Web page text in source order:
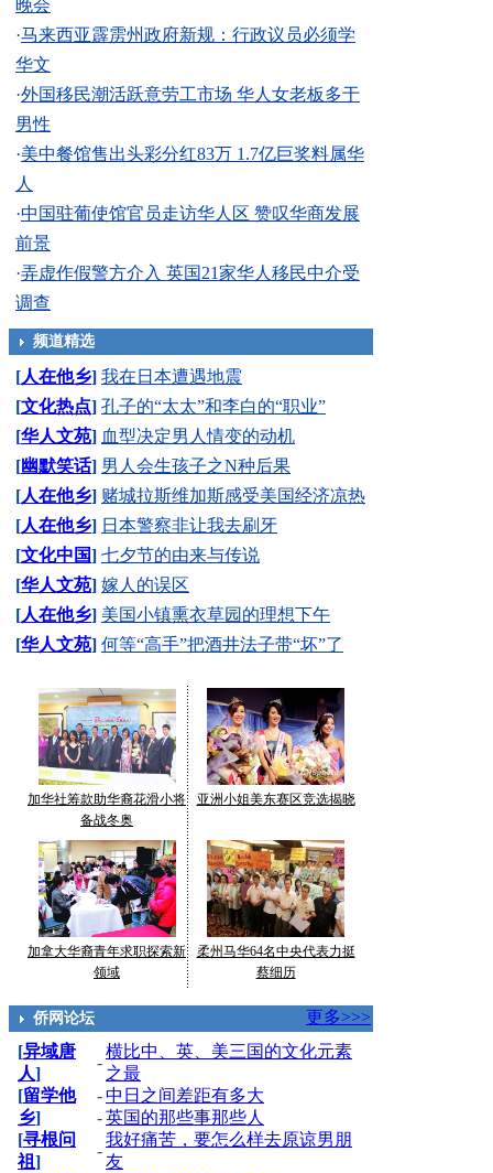
晚会
·马来西亚霹雳州政府新规：行政议员必须学
华文
·外国移民潮活跃意劳工市场 华人女老板多于
男性
·美中餐馆售出头彩分红83万 1.7亿巨奖料属华
人
·中国驻葡使馆官员走访华人区 赞叹华商发展
前景
·弄虚作假警方介入 英国21家华人移民中介受
调查
频道精选
[人在他乡] 我在日本遭遇地震
[文化热点] 孔子的“太太”和李白的“职业”
[华人文苑] 血型决定男人情变的动机
[幽默笑话] 男人会生孩子之N种后果
[人在他乡] 赌城拉斯维加斯感受美国经济凉热
[人在他乡] 日本警察非让我去刷牙
[文化中国] 七夕节的由来与传说
[华人文苑] 嫁人的误区
[人在他乡] 美国小镇熏衣草园的理想下午
[华人文苑] 何等“高手”把酒井法子带“坏”了
加华社筹款助华裔花滑小将
备战冬奥
亚洲小姐美东赛区竞选揭晓
加拿大华裔青年求职探索新
领域
柔州马华64名中央代表力挺
蔡细历
侨网论坛
更多>>>
[异域唐
人]
[留学他
乡]
[寻根问
祖]
-
横比中、英、美三国的文化元素
之最
- 中日之间差距有多大
- 英国的那些事那些人
-
我好痛苦，要怎么样去原谅男朋
友